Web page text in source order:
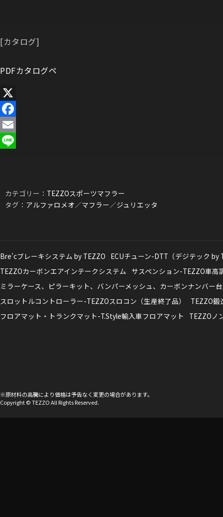
[カタログ]
PDFカタログペ
X
Facebook
Email
カテゴリー： TEZZOスポーツマフラー
タグ： アルファロメオ／マフラー ／ジュリエッタ
Bre’cブレーキシステム by TEZZO ECUチューン-DTT（デジテック by
TEZZOカーボンエアインテークシステム
サスペンション-TEZZO車高
ミラーケース、ピラーキット、バンパーメッシュ、カーボンナンバー
スロットルコントローラー-TEZZOスロコン（生産終了品）
TEZZO鍛
フロアマット・トランクマット-T.Style輸入車フロアマット
TEZZOノ
※原材料の高騰により価格は予告なく変更の場合があります。
Copyright © TEZZO All Rights Reserved.